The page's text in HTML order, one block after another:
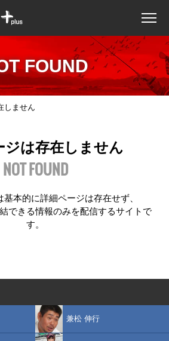
FOUND
しません
ジは存在しません
NOT FOUND
本的に詳細ページは存在せず、
できる情報のみを配信するサイトで
す。
兼松 伸行